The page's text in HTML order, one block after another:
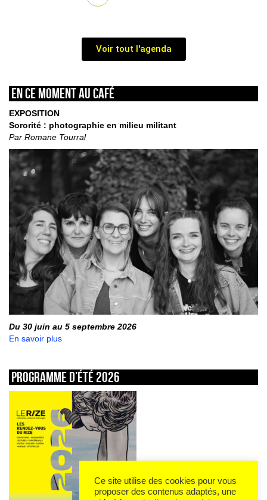
Voir tout l'agenda
En ce moment au café
EXPOSITION
Sororité : photographie en milieu militant
Par Romane Tourral
Du 30 juin au 5 septembre 2026
En savoir plus
Programme d’été 2026
Ce site utilise des cookies pour vous
proposer des contenus adaptés, une